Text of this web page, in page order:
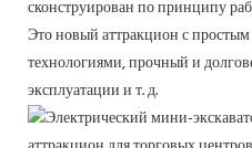
сконструирован по принципу
Это новый аттракцион с
технологиями, прочный и
эксплуатации и т. д.